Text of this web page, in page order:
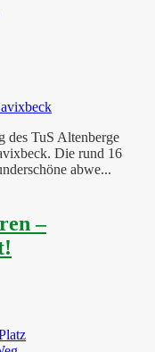
des TuS Altenberge
Die rund 16
abwe...
–